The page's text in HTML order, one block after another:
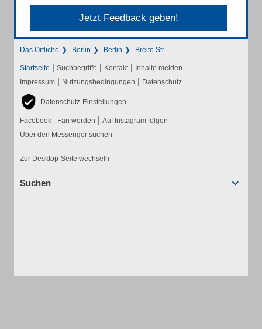
Jetzt Feedback geben!
Das Örtliche Berlin Berlin Breite Str
Startseite | Suchbegriffe | Kontakt | Inhalte melden
Impressum | Nutzungsbedingungen | Datenschutz
Datenschutz-Einstellungen
Facebook - Fan werden | Auf Instagram folgen
Über den Messenger suchen
Zur Desktop-Seite wechseln
Suchen